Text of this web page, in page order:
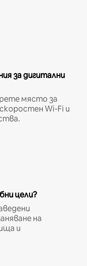
за дигитални
място за
Wi-Fi и
цели?
на
и